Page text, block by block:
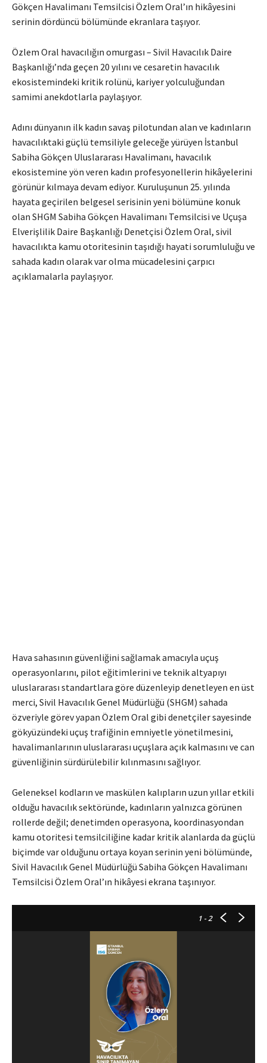
Gökçen Havalimanı Temsilcisi Özlem Oral’ın hikâyesini
serinin dördüncü bölümünde ekranlara taşıyor.
Özlem Oral havacılığın omurgası – Sivil Havacılık Daire
Başkanlığı’nda geçen 20 yılını ve cesaretin havacılık
ekosistemindeki kritik rolünü, kariyer yolculuğundan
samimi anekdotlarla paylaşıyor.
Adını dünyanın ilk kadın savaş pilotundan alan ve kadınların
havacılıktaki güçlü temsiliyle geleceğe yürüyen İstanbul
Sabiha Gökçen Uluslararası Havalimanı, havacılık
ekosistemine yön veren kadın profesyonellerin hikâyelerini
görünür kılmaya devam ediyor. Kuruluşunun 25. yılında
hayata geçirilen belgesel serisinin yeni bölümüne konuk
olan SHGM Sabiha Gökçen Havalimanı Temsilcisi ve Uçuşa
Elverişlilik Daire Başkanlığı Denetçisi Özlem Oral, sivil
havacılıkta kamu otoritesinin taşıdığı hayati sorumluluğu ve
sahada kadın olarak var olma mücadelesini çarpıcı
açıklamalarla paylaşıyor.
Hava sahasının güvenliğini sağlamak amacıyla uçuş
operasyonlarını, pilot eğitimlerini ve teknik altyapıyı
uluslararası standartlara göre düzenleyip denetleyen en üst
merci, Sivil Havacılık Genel Müdürlüğü (SHGM) sahada
özveriyle görev yapan Özlem Oral gibi denetçiler sayesinde
gökyüzündeki uçuş trafiğinin emniyetle yönetilmesini,
havalimanlarının uluslararası uçuşlara açık kalmasını ve can
güvenliğinin sürdürülebilir kılınmasını sağlıyor.
Geleneksel kodların ve maskülen kalıpların uzun yıllar etkili
olduğu havacılık sektöründe, kadınların yalnızca görünen
rollerde değil; denetimden operasyona, koordinasyondan
kamu otoritesi temsilciliğine kadar kritik alanlarda da güçlü
biçimde var olduğunu ortaya koyan serinin yeni bölümünde,
Sivil Havacılık Genel Müdürlüğü Sabiha Gökçen Havalimanı
Temsilcisi Özlem Oral’ın hikâyesi ekrana taşınıyor.
1 - 2